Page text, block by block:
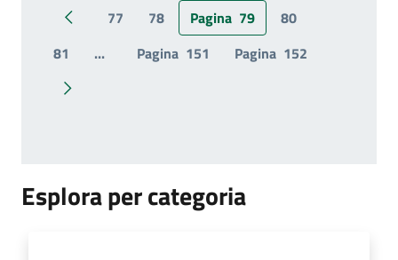
Pagina precedente
77 78 Pagina 79
80
81
... Pagina 151 Pagina 152
Pagina successiva
Esplora per categoria